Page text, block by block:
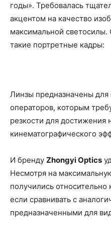
годы». Требовалась
акцентом на качество
максимальной светосилы.
такие портретные кадры:
Линзы предназначены
операторов, которым
резкости для достижения
кинематографического
И бренду Zhongyi Optics
Несмотря на
получились
если сравнивать с
предназначенными для